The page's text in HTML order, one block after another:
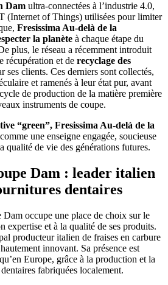
Dam ultra-connectées à l’industrie 4.0,
(Internet of Things) utilisées pour limiter
Fresissima Au-delà de la
la planète à chaque étape du
plus, le réseau a récemment introduit
récupération et de recyclage des
ses clients. Ces derniers sont collectés,
et ramenés à leur état pur, avant
de production de la matière première
instruments de coupe.
“green”, Fresissima Au-delà de la
une enseigne engagée, soucieuse
qualité de vie des générations futures.
Dam : leader italien
dentaires
occupe une place de choix sur le
expertise et à la qualité de ses produits.
producteur italien de fraises en carbure
innovant. Sa présence est
Europe, grâce à la production et la
fabriquées localement.